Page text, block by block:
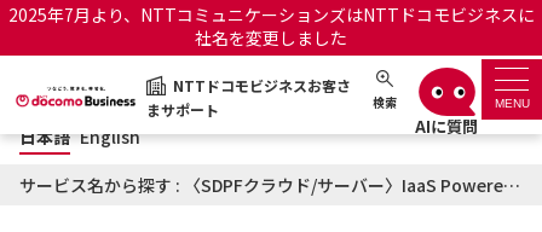
2025年7月より、NTTコミュニケーションズはNTTドコモビジネスに
社名を変更しました
NTTドコモビジネスお客さ
まサポート
検索 MENU
NTTドコモビジネスお客さまサポート 日本語 English
サポートトップ
日本語 English
サービス名から探す : 〈SDPFクラウド/サーバー〉IaaS Powered by VMwareに関する工事・故障情報